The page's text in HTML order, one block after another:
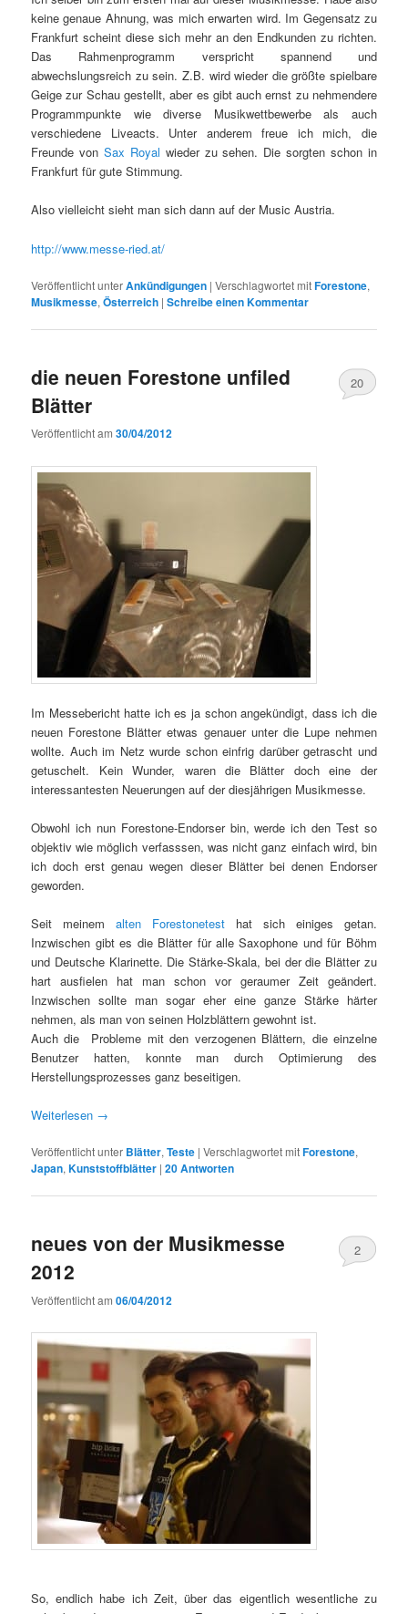
keine genaue Ahnung, was mich erwarten wird. Im Gegensatz zu
Frankfurt scheint diese sich mehr an den Endkunden zu richten.
Das Rahmenprogramm verspricht spannend und
abwechslungsreich zu sein. Z.B. wird wieder die größte spielbare
Geige zur Schau gestellt, aber es gibt auch ernst zu nehmendere
Programmpunkte wie diverse Musikwettbewerbe als auch
verschiedene Liveacts. Unter anderem freue ich mich, die
Freunde von Sax Royal wieder zu sehen. Die sorgten schon in
Frankfurt für gute Stimmung.
Also vielleicht sieht man sich dann auf der Music Austria.
http://www.messe-ried.at/
Veröffentlicht unterAnkündigungen |Verschlagwortet mitForestone,
Musikmesse,Österreich |Schreibe einen Kommentar
die neuen Forestone unfiled
Blätter
Veröffentlicht am30/04/2012
20
Im Messebericht hatte ich es ja schon angekündigt, dass ich die
neuen Forestone Blätter etwas genauer unter die Lupe nehmen
wollte. Auch im Netz wurde schon einfrig darüber getrascht und
getuschelt. Kein Wunder, waren die Blätter doch eine der
interessantesten Neuerungen auf der diesjährigen Musikmesse.
Obwohl ich nun Forestone-Endorser bin, werde ich den Test so
objektiv wie möglich verfasssen, was nicht ganz einfach wird, bin
ich doch erst genau wegen dieser Blätter bei denen Endorser
geworden.
Seit meinemalten Forestonetest hat sich einiges getan.
Inzwischen gibt es die Blätter für alle Saxophone und für Böhm
und Deutsche Klarinette. Die Stärke-Skala, bei der die Blätter zu
hart ausfielen hat man schon vor geraumer Zeit geändert.
Inzwischen sollte man sogar eher eine ganze Stärke härter
nehmen, als man von seinen Holzblättern gewohnt ist.
Auch die Probleme mit den verzogenen Blättern, die einzelne
Benutzer hatten, konnte man durch Optimierung des
Herstellungsprozesses ganz beseitigen.
Weiterlesen →
Veröffentlicht unter Blätter,Teste |Verschlagwortet mitForestone,
Japan,Kunststoffblätter |20Antworten
neues von der Musikmesse
2012
Veröffentlicht am06/04/2012
2
So, endlich habe ich Zeit, über das eigentlich wesentliche zu